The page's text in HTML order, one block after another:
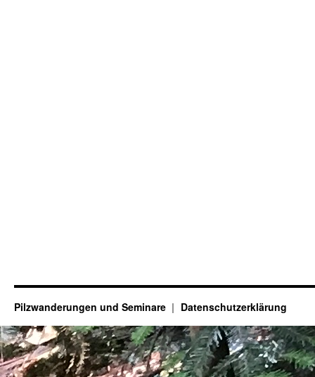
Pilzwanderungen und Seminare Datenschutzerklärung